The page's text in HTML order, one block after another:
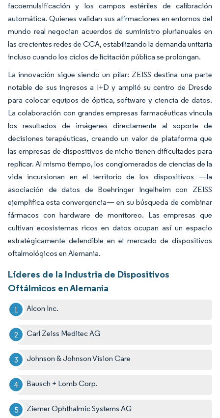
facoemulsificación y los campos estériles de calibración
automática. Quienes validan sus afirmaciones en entornos del
mundo real negocian acuerdos de suministro plurianuales en
las crecientes redes de CCA, estabilizando la demanda unitaria
incluso cuando los ciclos de licitación pública se prolongan.
La innovación sigue siendo un pilar: ZEISS destina una parte
notable de sus ingresos a I+D y amplió su centro de Dresde
para colocar equipos de óptica, software y ciencia de datos.
La colaboración con grandes empresas farmacéuticas vincula
los resultados de imágenes directamente al soporte de
decisiones terapéuticas, creando un valor de plataforma que
las empresas de dispositivos de nicho tienen dificultades para
replicar. Al mismo tiempo, los conglomerados de ciencias de la
vida incursionan en el territorio de los dispositivos —la
asociación de datos de Boehringer Ingelheim con ZEISS
ejemplifica esta convergencia— en su búsqueda de combinar
fármacos con hardware de monitoreo. Las empresas que
cultivan ecosistemas ricos en datos ocupan así un espacio
estratégicamente defendible en el mercado de dispositivos
oftalmológicos en Alemania.
Líderes de la Industria de Dispositivos
Oftálmicos en Alemania
Alcon Inc.
Carl Zeiss Meditec AG
Johnson & Johnson Vision Care
Bausch + Lomb Corp.
Ziemer Ophthalmic Systems AG